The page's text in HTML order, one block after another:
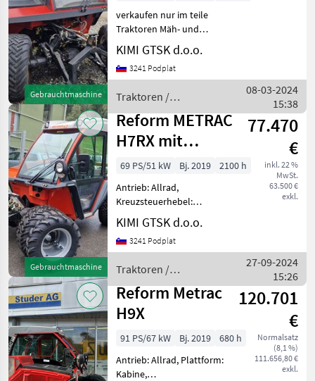
Gebrauchtmaschine
verkaufen nur im teile
Traktoren Mäh- und
Bergtraks
KIMI GTSK d.o.o.
3241 Podplat
Traktoren /
Reform
08-03-2024
15:38
Gebrauchtmaschine
Reform METRAC
H7RX mit
zwillingsrader
77.470
€
inkl. 22 %
MwSt.
63.500 €
exkl.
69 PS/51 kW Bj. 2019
2100 h
Antrieb: Allrad,
Kreuzsteuerhebel:
elektrisch,
Höchstgeschwindigkeit in
km/h: 40 km/h, Getriebeart
Getriebe, Plattform: Kabine,
Abgasstufe: Tier
KIMI GTSK d.o.o.
3241 Podplat
Traktoren /
Reform
27-09-2024
15:26
Reform Metrac
H9X
120.701
€
Normalsatz
(8,1 %)
111.656,80 €
exkl.
91 PS/67 kW Bj. 2019
680 h
Antrieb: Allrad, Plattform:
Kabine,